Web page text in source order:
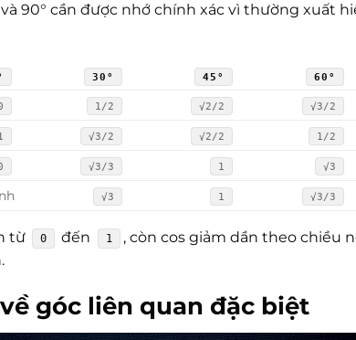
và 90° cần được nhớ chính xác vì thường xuất
30° 45° 60°
1/2 √2/2 √3/2
√3/2 √2/2 1/2
√3/3 1 √3
√3 1 √3/3
từ 0 đến 1
, còn cos giảm dần theo chiều
về góc liên quan đặc biệt